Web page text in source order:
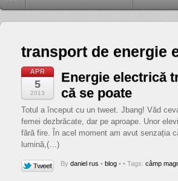
transport de energie
APR
5
2013
Energie electrică
că se poate
Totul a început cu un tweet. Jbang! Văd
femei dezbrăcate, dar pe aproape. Unor
fără fire. În acel moment am avut senzația
lumină,(…)
By daniel rus • blog • • Tags: câmp